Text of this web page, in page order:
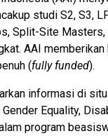
studi S2, S3,
Split-Site
AAI memberikan
(fully funded).
informasi di
Equality,
program